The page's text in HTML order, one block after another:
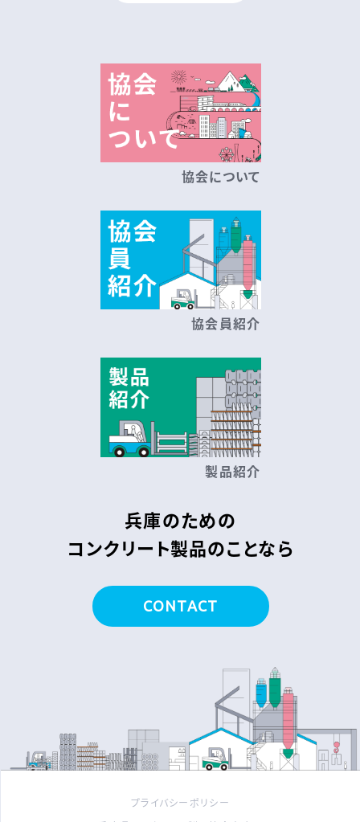
協会について
協会員紹介
製品紹介
兵庫のための
コンクリート製品のことなら
CONTACT
プライバシーポリシー